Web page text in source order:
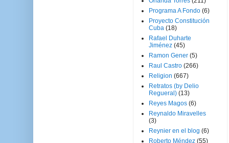
Programa A Fondo (6)
Proyecto Constitución
Cuba (18)
Rafael Duharte
Jiménez (45)
Ramon Gener (5)
Raul Castro (266)
Religion (667)
Retratos (by Delio
Regueral) (13)
Reyes Magos (6)
Reynaldo Miravelles
(3)
Reynier en el blog (6)
Roberto Méndez (55)